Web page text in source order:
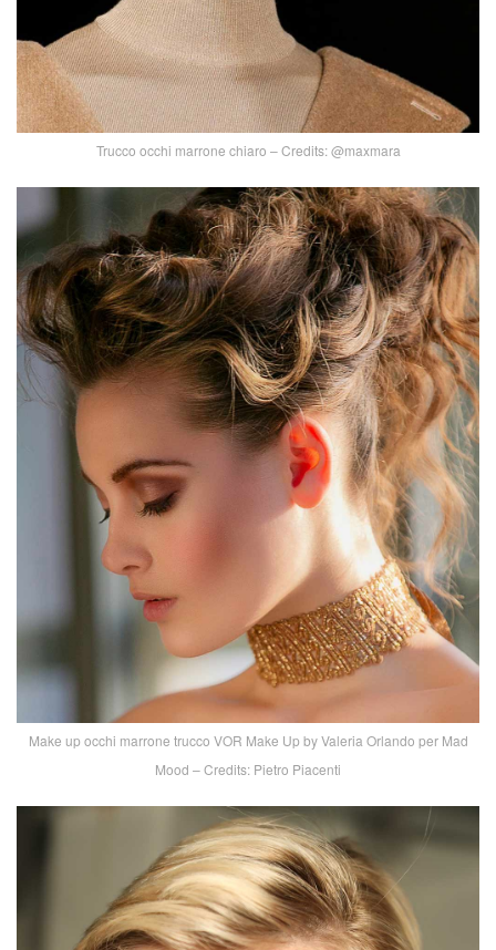
Trucco occhi marrone chiaro – Credits: @maxmara
Make up occhi marrone trucco VOR Make Up by Valeria Orlando per Mad
Mood – Credits: Pietro Piacenti